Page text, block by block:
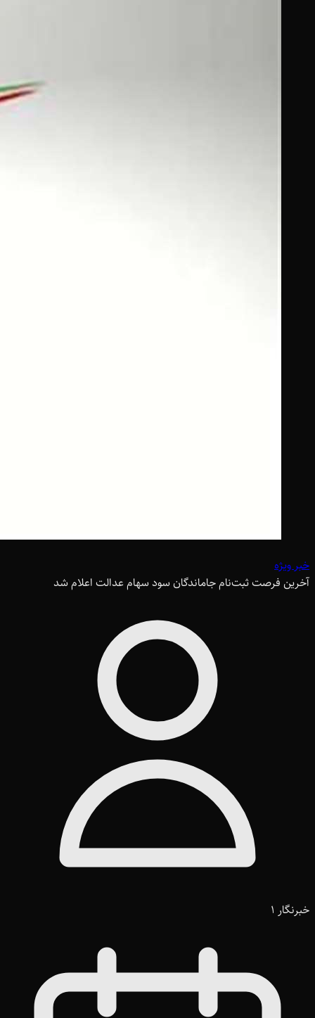
خبر ویژه
آخرین فرصت ثبت‌نام جاماندگان سود سهام عدالت اعلام شد
خبرنگار 1